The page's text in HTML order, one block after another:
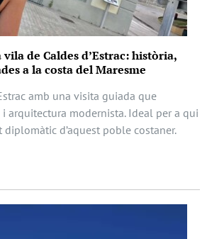
de Caldes d’Estrac: història,
a la costa del Maresme
amb una visita guiada que
arquitectura modernista. Ideal per a qui
d’aquest poble costaner.